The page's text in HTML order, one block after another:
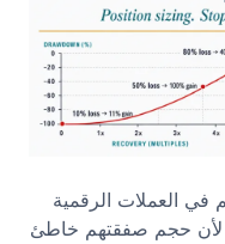
في العملات الرقمية
لأن حجم صفقتهم خاطئ